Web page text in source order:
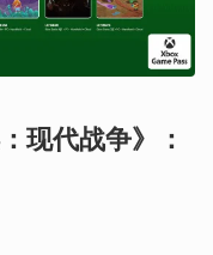
现代战争》：